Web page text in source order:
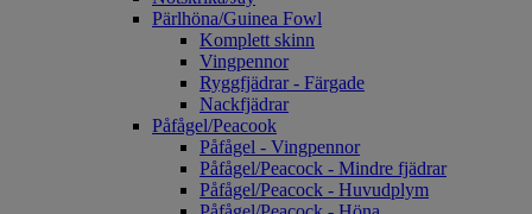
Pärlhöna/Guinea Fowl
Komplett skinn
Vingpennor
Ryggfjädrar - Färgade
Nackfjädrar
Påfågel/Peacook
Påfågel - Vingpennor
Påfågel/Peacock - Mindre fjädrar
Påfågel/Peacock - Huvudplym